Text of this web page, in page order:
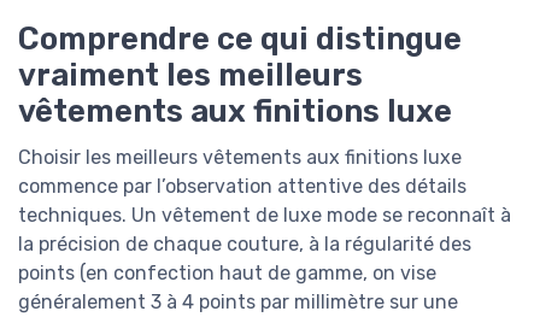
Comprendre ce qui distingue
vraiment les meilleurs
vêtements aux finitions luxe
Choisir les meilleurs vêtements aux finitions luxe
commence par l’observation attentive des détails
techniques. Un vêtement de luxe mode se reconnaît à
la précision de chaque couture, à la régularité des
points (en confection haut de gamme, on vise
généralement 3 à 4 points par millimètre sur une